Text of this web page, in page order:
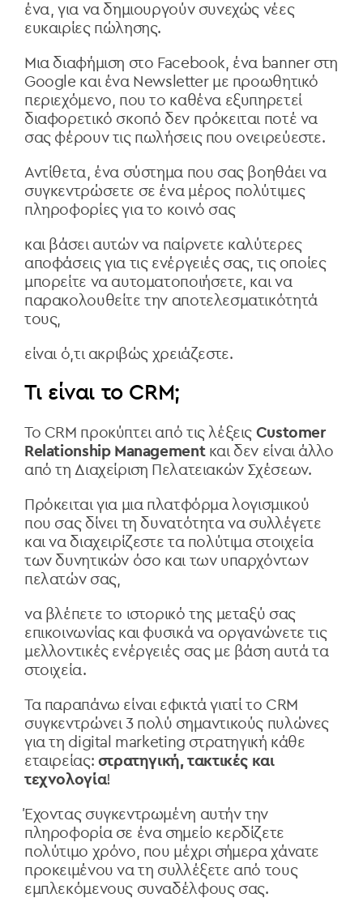
ένα, για να δημιουργούν συνεχώς νέες
ευκαιρίες πώλησης.
Μια διαφήμιση στο Facebook, ένα banner στη
Google και ένα Newsletter με προωθητικό
περιεχόμενο, που το καθένα εξυπηρετεί
διαφορετικό σκοπό δεν πρόκειται ποτέ να
σας φέρουν τις πωλήσεις που ονειρεύεστε.
Αντίθετα, ένα σύστημα που σας βοηθάει να
συγκεντρώσετε σε ένα μέρος πολύτιμες
πληροφορίες για το κοινό σας
και βάσει αυτών να παίρνετε καλύτερες
αποφάσεις για τις ενέργειές σας, τις οποίες
μπορείτε να αυτοματοποιήσετε, και να
παρακολουθείτε την αποτελεσματικότητά
τους,
είναι ό,τι ακριβώς χρειάζεστε.
Τι είναι το CRM;
Το CRM προκύπτει από τις λέξεις Customer
Relationship Managementκαι δεν είναι άλλο
από τη Διαχείριση Πελατειακών Σχέσεων.
Πρόκειται για μια πλατφόρμα λογισμικού
που σας δίνει τη δυνατότητα να συλλέγετε
και να διαχειρίζεστε τα πολύτιμα στοιχεία
των δυνητικών όσο και των υπαρχόντων
πελατών σας,
να βλέπετε το ιστορικό της μεταξύ σας
επικοινωνίας και φυσικά να οργανώνετε τις
μελλοντικές ενέργειές σας με βάση αυτά τα
στοιχεία.
Τα παραπάνω είναι εφικτά γιατί το CRM
συγκεντρώνει 3 πολύ σημαντικούς πυλώνες
για τη digital marketing στρατηγική κάθε
εταιρείας: στρατηγική, τακτικές και
τεχνολογία!
Έχοντας συγκεντρωμένη αυτήν την
πληροφορία σε ένα σημείο κερδίζετε
πολύτιμο χρόνο, που μέχρι σήμερα χάνατε
προκειμένου να τη συλλέξετε από τους
εμπλεκόμενους συναδέλφους σας.